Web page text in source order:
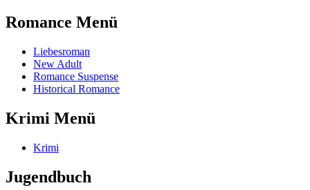
Romance Menü
Liebesroman
New Adult
Romance Suspense
Historical Romance
Krimi Menü
Krimi
Jugendbuch